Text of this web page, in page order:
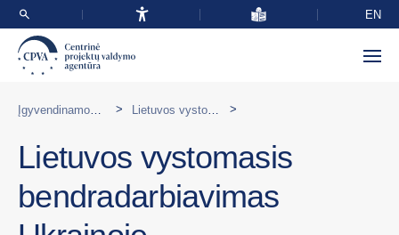
EN
> >
Lietuvos vystomasis
bendradarbiavimas